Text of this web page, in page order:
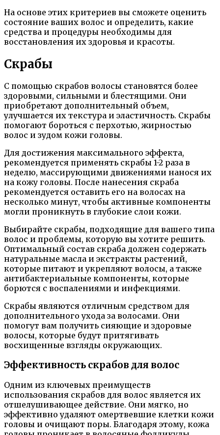
На основе этих критериев вы сможете оценить
состояние ваших волос и определить, какие
средства и процедуры необходимы для
восстановления их здоровья и красоты.
Скрабы
С помощью скрабов волосы становятся более
здоровыми, сильными и блестящими. Они
приобретают дополнительный объем,
улучшается их текстура и эластичность. Скрабы
помогают бороться с перхотью, жирностью
волос и зудом кожи головы.
Для достижения максимального эффекта,
рекомендуется применять скрабы 1-2 раза в
неделю, массирующими движениями нанося их
на кожу головы. После нанесения скраба
рекомендуется оставить его на волосах на
несколько минут, чтобы активные компоненты
могли проникнуть в глубокие слои кожи.
Выбирайте скрабы, подходящие для вашего типа
волос и проблемы, которую вы хотите решить.
Оптимальный состав скраба должен содержать
натуральные масла и экстракты растений,
которые питают и укрепляют волосы, а также
антибактериальные компоненты, которые
борются с воспалениями и инфекциями.
Скрабы являются отличным средством для
дополнительного ухода за волосами. Они
помогут вам получить сияющие и здоровые
волосы, которые будут притягивать
восхищенные взгляды окружающих.
Эффективность скрабов для волос
Одним из ключевых преимуществ
использования скрабов для волос является их
отшелушивающее действие. Они мягко, но
эффективно удаляют омертвевшие клетки кожи
головы и очищают поры. Благодаря этому, кожа